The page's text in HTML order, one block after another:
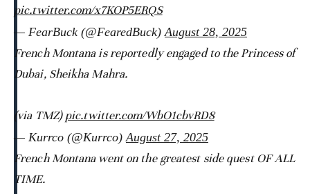
pic.twitter.com/x7KOP5ERQS
— FearBuck (@FearedBuck)August 28, 2025
French Montana is reportedly engaged to the Princess of
Dubai, Sheikha Mahra.
(via TMZ)pic.twitter.com/WbO1cbvRD8
— Kurrco (@Kurrco)August 27, 2025
French Montana went on the greatest side quest OF ALL
TIME.